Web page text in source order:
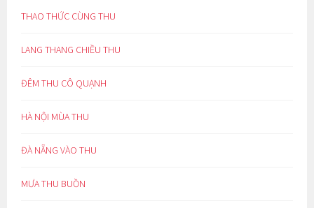
THAO THỨC CÙNG THU
LANG THANG CHIỀU THU
ĐÊM THU CÔ QUẠNH
HÀ NỘI MÙA THU
ĐÀ NẴNG VÀO THU
MƯA THU BUỒN